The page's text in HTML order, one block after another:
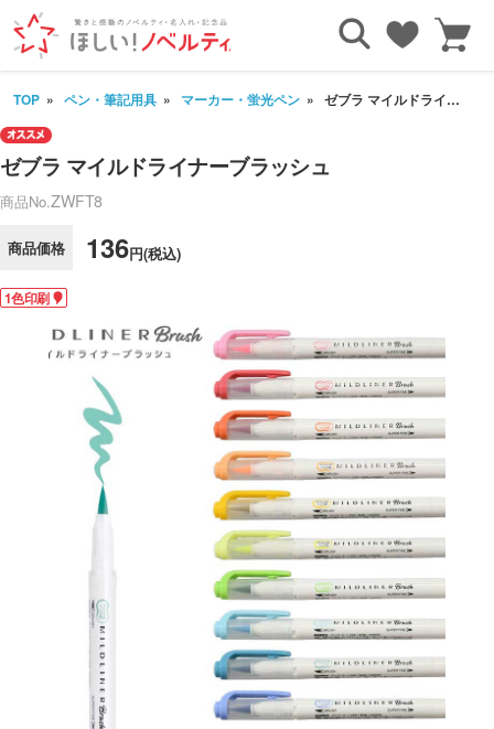
TOP ペン・筆記用具 マーカー・蛍光ペン ゼブラ マイルドライナーブラッシュ
ゼブラ マイルドライナーブラッシュ
商品No.ZWFT8
商品価格 136円(税込)
1色印刷